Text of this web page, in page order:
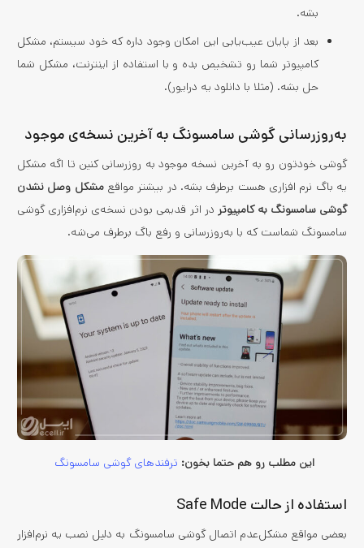
بشه.
بعد از پایان عیب‌یابی این امکان وجود داره که خود سیستم، مشکل
کامپیوتر شما رو تشخیص بده و با استفاده از اینترنت، مشکل شما
حل بشه. (مثلا با دانلود یه درایور).
به‌روزرسانی گوشی سامسونگ به آخرین نسخه‌ی موجود
گوشی خودتون رو به آخرین نسخه موجود به روزرسانی کنین تا اگه مشکل
یه باگ نرم افزاری هست برطرف بشه. در بیشتر مواقعمشکل وصل نشدن
گوشی سامسونگ به کامپیوتر در اثر قدیمی بودن نسخه‌ی نرم‌افزاری گوشی
سامسونگ شماست که با به‌روزرسانی و رفع باگ برطرف می‌شه.
این مطلب رو هم حتما بخون: ترفندهای گوشی سامسونگ
استفاده از حالت Safe Mode
بعضی مواقع مشکل‌عدم اتصال گوشی سامسونگ به دلیل نصب یه نرم‌افزار